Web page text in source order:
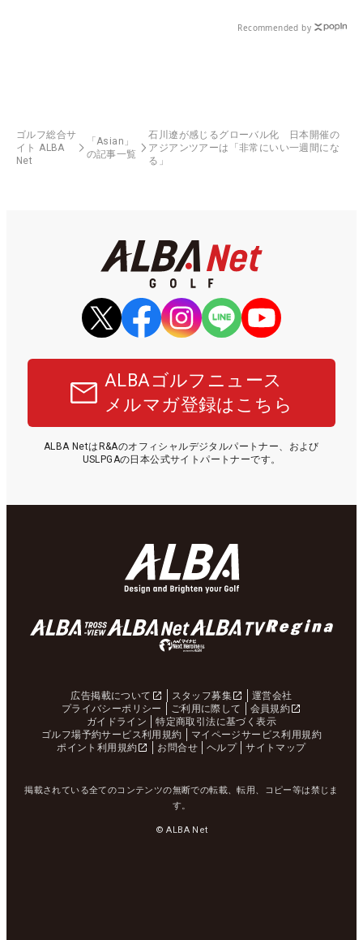
Recommended by
ゴルフ総合サ
イト ALBA
Net
「Asian」
の記事一覧
石川遼が感じるグローバル化 日本開催の
アジアンツアーは「非常にいい一週間にな
る」
ALBAゴルフニュース
メルマガ登録はこちら
ALBA NetはR&Aのオフィシャルデジタルパートナー、および
USLPGAの日本公式サイトパートナーです。
広告掲載について スタッフ募集
運営会社
プライバシーポリシー
ご利用に際して
会員規約
ガイドライン
特定商取引法に基づく表示
ゴルフ場予約サービス利用規約
マイページサービス利用規約
ポイント利用規約
お問合せ ヘルプ サイトマップ
掲載されている全てのコンテンツの無断での転載、転用、コピー等は禁じま
す。
© ALBA Net